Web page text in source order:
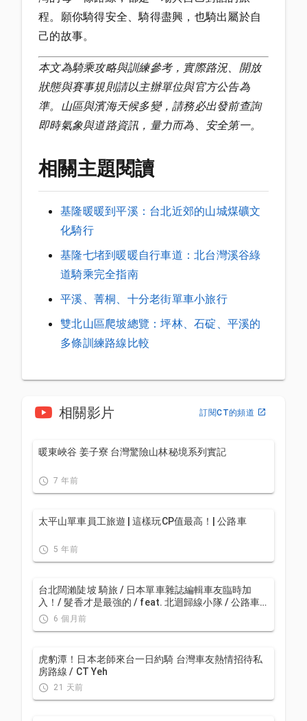
程。願你騎得安全、騎得盡興，也騎出屬於自
己的故事。
本文為騎乘攻略與訓練參考，實際路況、開放
狀態與賽事規則請以主辦單位與官方公告為
準。山區與濱海天候多變，請務必出發前查詢
即時氣象與道路資訊，量力而為、安全第一。
相關主題閱讀
基隆暖暖到平溪：台北近郊的山城煤礦文
化騎行
基隆七堵到暖暖自行車道：北台灣溪谷綠
道騎乘完全指南
平溪、菁桐、十分老街單車小旅行
雙北山區爬坡總覽：坪林、石碇、平溪的
多條訓練路線比較
相關影片 訂閱CT的頻道
暖東峽谷 姜子寮 台灣驚險山林秘境系列實記
7 年前
太平山單車員工旅遊 | 這樣玩CP值最高！| 公路車
5 年前
台北闊瀨陡坡 騎旅 / 日本單車雜誌編輯車友臨時加
入！/ 髮香才是最強的 / feat. 北迴歸線小隊 / 公路車
CT Yeh6 個月前
虎豹潭！日本老師來台一日約騎 台灣車友熱情招待私
房路線 / CT Yeh
21 天前